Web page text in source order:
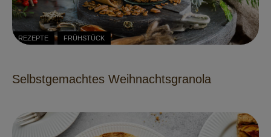
REZEPTE FRÜHSTÜCK
Selbstgemachtes Weihnachtsgranola